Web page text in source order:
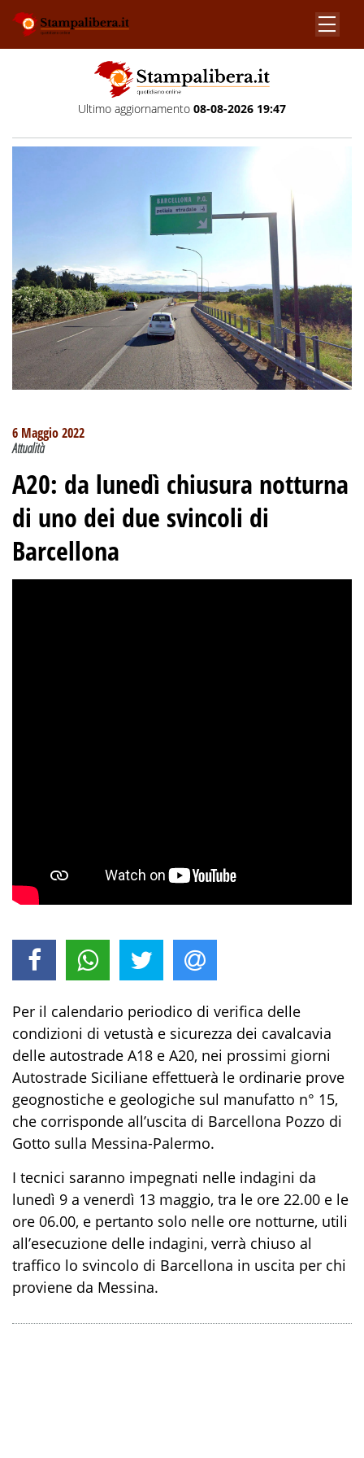
Ultimo aggiornamento 08-08-2026 19:47
6 Maggio 2022
Attualità
A20: da lunedì chiusura notturna
di uno dei due svincoli di
Barcellona
Per il calendario periodico di verifica delle
condizioni di vetustà e sicurezza dei cavalcavia
delle autostrade A18 e A20, nei prossimi giorni
Autostrade Siciliane effettuerà le ordinarie prove
geognostiche e geologiche sul manufatto n° 15,
che corrisponde all’uscita di Barcellona Pozzo di
Gotto sulla Messina-Palermo.
I tecnici saranno impegnati nelle indagini da
lunedì 9 a venerdì 13 maggio, tra le ore 22.00 e le
ore 06.00, e pertanto solo nelle ore notturne, utili
all’esecuzione delle indagini, verrà chiuso al
traffico lo svincolo di Barcellona in uscita per chi
proviene da Messina.